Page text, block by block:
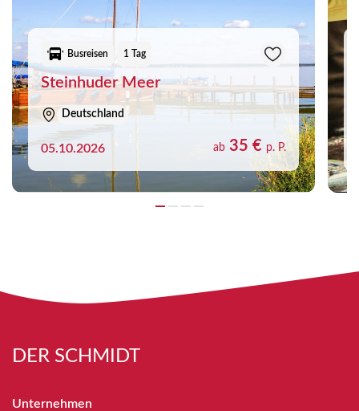
Busreisen 1 Tag
Steinhuder Meer
Deutschland
05.10.2026 ab 35 € p. P.
DER SCHMIDT
Unternehmen